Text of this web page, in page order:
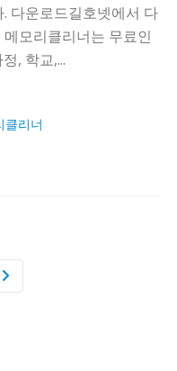
다운로드길호넷에서 다
모리클리너는 무료인
, 학교,...
클리너